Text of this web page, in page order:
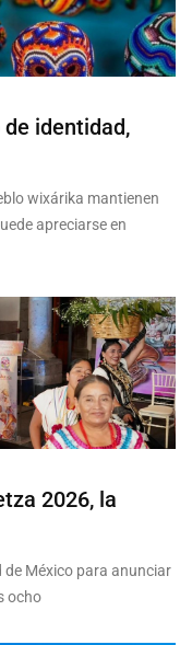
identidad,
wixárika mantienen
apreciarse en
2026, la
de México para anunciar
ocho